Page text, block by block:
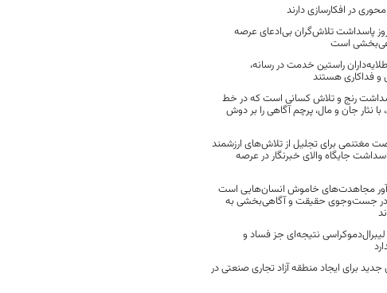
در افکارسازی دارند
پاسداشت تلاش‌گران بی‌ادعای عرصه
است
طلایه‌داران راستین خدمت در رسانه،
و فداکاری هستند
رنج و تلاش کسانی است که در خط
نثار جان و مال، پرچم آگاهی را بر دوش
مغتنمی برای تجلیل از تلاش‌های ارزشمند
جایگاه والای خبرنگار در عرصه
مجاهدت‌های خاموش انسان‌هایی است
در جست‌وجوی حقیقت و آگاهی‌بخشی به
نتیجه‌ای جز فساد و
جدید برای ایجاد منطقه آزاد تجاری صنعتی در